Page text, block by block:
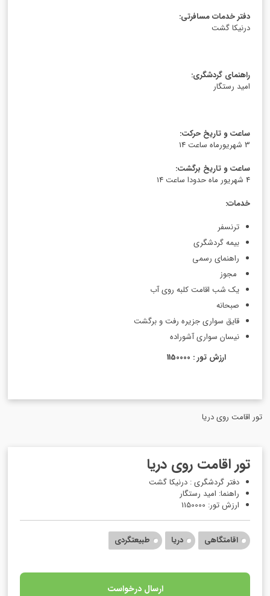
دفتر خدمات مسافرتی:
درنیکا گشت
راهنمای گردشگری:
امید رستگار
ساعت و تاریخ حرکت:
3 شهریورماه ساعت 14
ساعت و تاریخ برگشت:
4 شهریور ماه حدودا ساعت 14
خدمات:
ترنسفر
بیمه گردشگری
راهنمای رسمی
مجوز
یک شب اقامت کلبه روی آب
صبحانه
قایق سواری جزیره رفت و برگشت
نیسان سواری آشوراده
ارزش تور : 1150000
تور اقامت روی دریا
تور اقامت روی دریا
دفتر گردشگری : درنیکا گشت
راهنما: امید رستگار
ارزش تور: 1150000
اقامتگاهی دریا طبیعتگردی
ارسال درخواست